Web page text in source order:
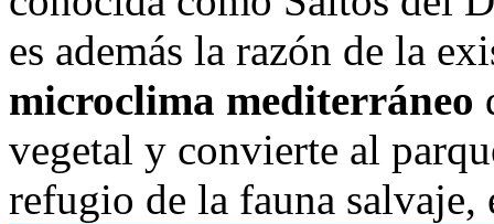
es además la razón de la
microclima mediterráneo
vegetal y convierte al
refugio de la fauna salvaje,